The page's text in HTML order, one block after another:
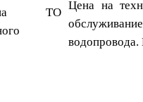
Цена на
водопровода.